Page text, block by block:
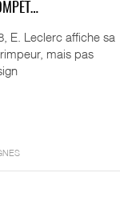
E. Leclerc affiche sa
mais pas